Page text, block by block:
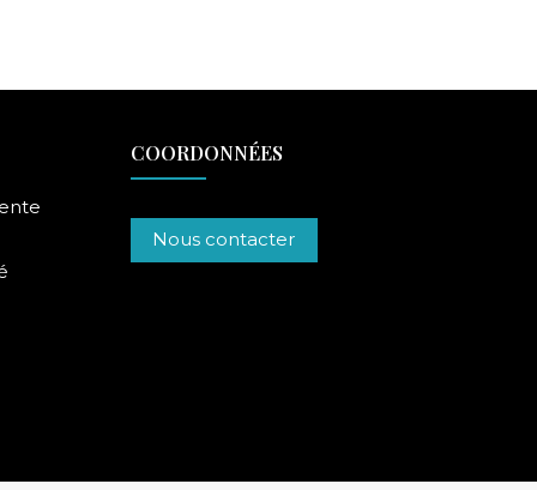
COORDONNÉES
Nous contacter